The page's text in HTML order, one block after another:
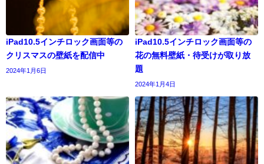
iPad10.5インチロック画面等の
クリスマスの壁紙を配信中
2024年1月6日
iPad10.5インチロック画面等の
花の無料壁紙・待受けが取り放
題
2024年1月4日